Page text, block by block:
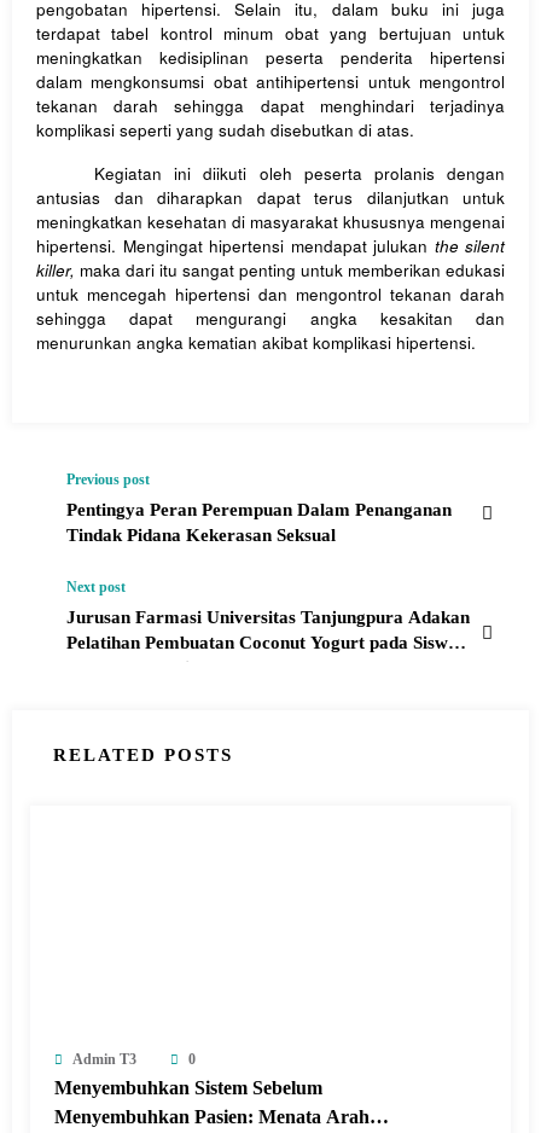
pengobatan hipertensi. Selain itu, dalam buku ini juga
terdapat tabel kontrol minum obat yang bertujuan untuk
meningkatkan kedisiplinan peserta penderita hipertensi
dalam mengkonsumsi obat antihipertensi untuk mengontrol
tekanan darah sehingga dapat menghindari terjadinya
komplikasi seperti yang sudah disebutkan di atas.
Kegiatan ini diikuti oleh peserta prolanis dengan
antusias dan diharapkan dapat terus dilanjutkan untuk
meningkatkan kesehatan di masyarakat khususnya mengenai
hipertensi. Mengingat hipertensi mendapat julukan the silent
killer, maka dari itu sangat penting untuk memberikan edukasi
untuk mencegah hipertensi dan mengontrol tekanan darah
sehingga dapat mengurangi angka kesakitan dan
menurunkan angka kematian akibat komplikasi hipertensi.
Previous post
Pentingya Peran Perempuan Dalam Penanganan
Tindak Pidana Kekerasan Seksual
Next post
Jurusan Farmasi Universitas Tanjungpura Adakan
Pelatihan Pembuatan Coconut Yogurt pada Siswa
SMAN 12 Pontianak
RELATED POSTS
Admin T3 0
Menyembuhkan Sistem Sebelum
Menyembuhkan Pasien: Menata Arah